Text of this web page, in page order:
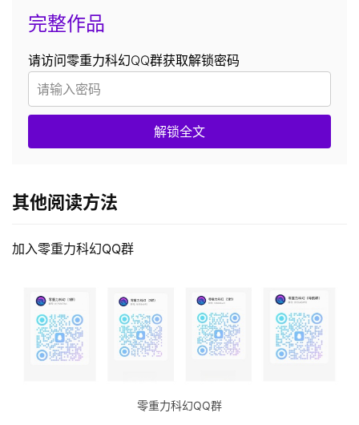
完整作品
请访问零重力科幻QQ群获取解锁密码
解锁全文
其他阅读方法
加入零重力科幻QQ群
零重力科幻QQ群